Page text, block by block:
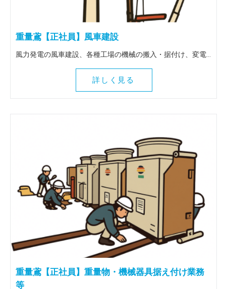
重量鳶【正社員】風車建設
詳しく見る
重量鳶【正社員】重量物・機械器具据え付け業務
等